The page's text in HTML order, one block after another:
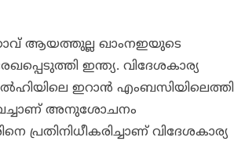
ആയത്തുല്ല ഖാംനഇയുടെ
ഇന്ത്യ. വിദേശകാര്യ
ഇറാന്‍ എംബസിയിലെത്തി
അനുശോചനം
പ്രതിനിധീകരിച്ചാണ് വിദേശകാര്യ